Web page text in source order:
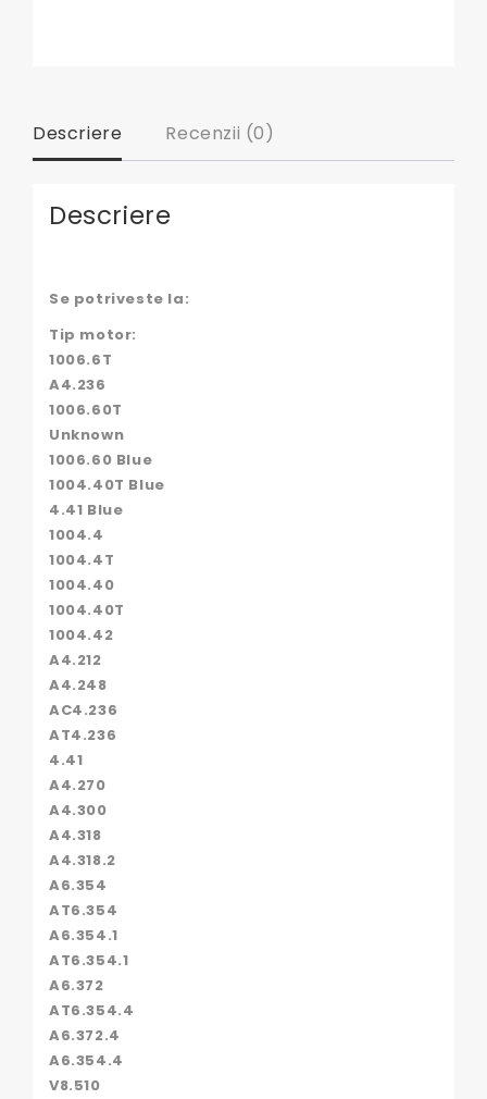
Ferguson,
Perkins
Descriere Recenzii (0)
Descriere
Se potriveste la:
Tip motor:
1006.6T
A4.236
1006.60T
Unknown
1006.60 Blue
1004.40T Blue
4.41 Blue
1004.4
1004.4T
1004.40
1004.40T
1004.42
A4.212
A4.248
AC4.236
AT4.236
4.41
A4.270
A4.300
A4.318
A4.318.2
A6.354
AT6.354
A6.354.1
AT6.354.1
A6.372
AT6.354.4
A6.372.4
A6.354.4
V8.510